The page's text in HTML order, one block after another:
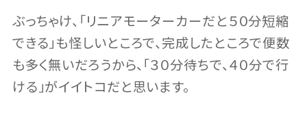
ぶっちゃけ、「リニアモーターカーだと５０分短縮
できる」も怪しいところで、完成したところで便数
も多く無いだろうから、「３０分待ちで、４０分で行
ける」がイイトコだと思います。